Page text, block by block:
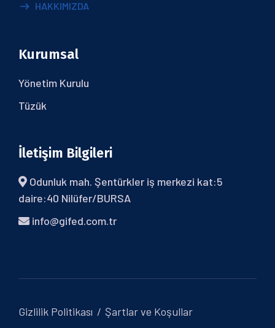
HAKKIMIZDA
Kurumsal
Yönetim Kurulu
Tüzük
İletişim Bilgileri
Odunluk mah. Şentürkler iş merkezi kat:5
daire:40 Nilüfer/BURSA
info@gifed.com.tr
Gizlilik Politikası Şartlar ve Koşullar